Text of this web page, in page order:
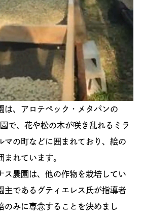
は、アロテペック・メタパンの
で、花や松の木が咲き乱れるミラ
マの町などに囲まれており、絵の
れています。
ス農園は、他の作物を栽培してい
主であるグティエレス氏が指導者
のみに専念することを決めまし